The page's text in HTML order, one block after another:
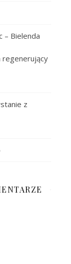
– Bielenda
regenerujący
z